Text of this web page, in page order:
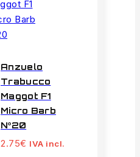
Anzuelo
Trabucco
Maggot F1
Micro Barb
Nº20
2.75€ IVA incl.